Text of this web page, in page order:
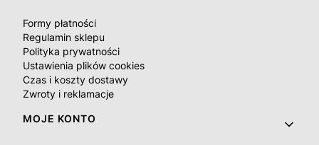
Formy płatności
Regulamin sklepu
Polityka prywatności
Ustawienia plików cookies
Czas i koszty dostawy
Zwroty i reklamacje
MOJE KONTO